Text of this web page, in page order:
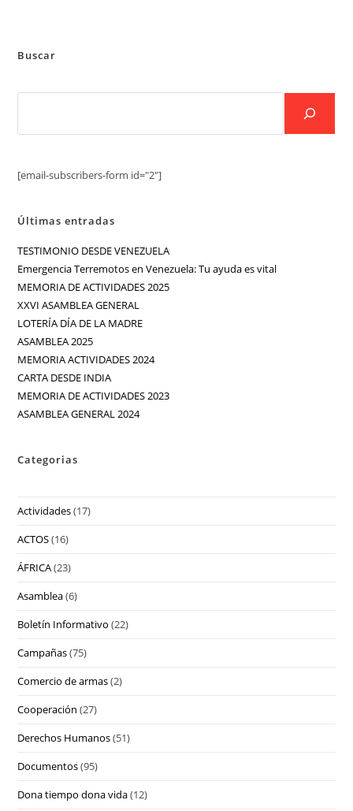
Buscar
[email-subscribers-form id="2"]
Últimas entradas
TESTIMONIO DESDE VENEZUELA
Emergencia Terremotos en Venezuela: Tu ayuda es vital
MEMORIA DE ACTIVIDADES 2025
XXVI ASAMBLEA GENERAL
LOTERÍA DÍA DE LA MADRE
ASAMBLEA 2025
MEMORIA ACTIVIDADES 2024
CARTA DESDE INDIA
MEMORIA DE ACTIVIDADES 2023
ASAMBLEA GENERAL 2024
Categorias
Actividades(17)
ACTOS(16)
ÁFRICA(23)
Asamblea(6)
Boletín Informativo (22)
Campañas(75)
Comercio de armas(2)
Cooperación (27)
Derechos Humanos(51)
Documentos(95)
Dona tiempo dona vida(12)